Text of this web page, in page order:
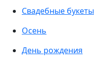
Свадебные букеты
Осень
День рождения